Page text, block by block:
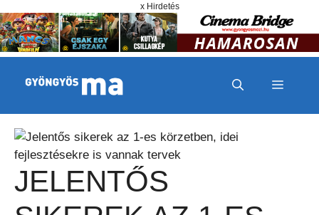
x Hirdetés
MENÜ
JELENTŐS